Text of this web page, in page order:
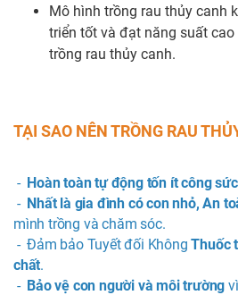
Mô hình trồng rau thủy canh
triển tốt và đạt năng suất
trồng rau thủy canh.
TẠI SAO NÊN TRỒNG RAU
- Hoàn toàn tự động tốn ít công sức
- Nhất là gia đình có con nhỏ, An
mình trồng và chăm sóc.
- Đảm bảo Tuyết đối KhôngThuốc
chất.
- Bảo vệ con người và môi trường